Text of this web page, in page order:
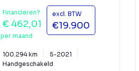
Financieren?
€ 462,01
per maand
excl. BTW
€19.900
100.294 km
5-2021
Handgeschakeld